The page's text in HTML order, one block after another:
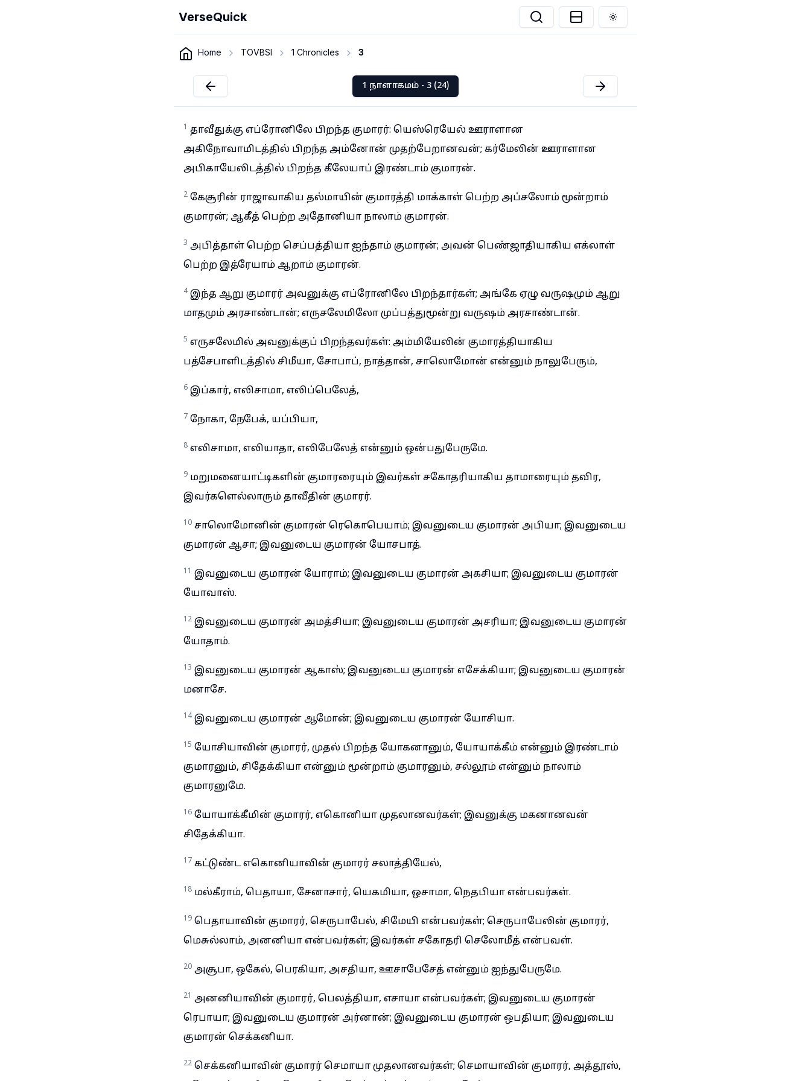
VerseQuick Toggle theme
Home TOVBSI 1 Chronicles 3
1 நாளாகமம் - 3 (24)
1 தாவீதுக்கு எப்ரோனிலே பிறந்த குமாரர்: யெஸ்ரெயேல் ஊராளான
அகிநோவாமிடத்தில் பிறந்த அம்னோன் முதற்பேறானவன்; கர்மேலின் ஊராளான
அபிகாயேலிடத்தில் பிறந்த கீலேயாப் இரண்டாம் குமாரன்.
2 கேசூரின் ராஜாவாகிய தல்மாயின் குமாரத்தி மாக்காள் பெற்ற அப்சலோம் மூன்றாம்
குமாரன்; ஆகீத் பெற்ற அதோனியா நாலாம் குமாரன்.
3 அபித்தாள் பெற்ற செப்பத்தியா ஐந்தாம் குமாரன்; அவன் பெண்ஜாதியாகிய எக்லாள்
பெற்ற இத்ரேயாம் ஆறாம் குமாரன்.
4 இந்த ஆறு குமாரர் அவனுக்கு எப்ரோனிலே பிறந்தார்கள்; அங்கே ஏழு வருஷமும் ஆறு
மாதமும் அரசாண்டான்; எருசலேமிலோ முப்பத்துமூன்று வருஷம் அரசாண்டான்.
5 எருசலேமில் அவனுக்குப் பிறந்தவர்கள்: அம்மியேலின் குமாரத்தியாகிய
பத்சேபாளிடத்தில் சிமீயா, சோபாப், நாத்தான், சாலொமோன் என்னும் நாலுபேரும்,
6 இப்கார், எலிசாமா, எலிப்பெலேத்,
7 நோகா, நேபேக், யப்பியா,
8 எலிசாமா, எலியாதா, எலிபேலேத் என்னும் ஒன்பதுபேருமே.
9 மறுமனையாட்டிகளின் குமாரரையும் இவர்கள் சகோதரியாகிய தாமாரையும் தவிர,
இவர்களெல்லாரும் தாவீதின் குமாரர்.
10 சாலொமோனின் குமாரன் ரெகொபெயாம்; இவனுடைய குமாரன் அபியா; இவனுடைய
குமாரன் ஆசா; இவனுடைய குமாரன் யோசபாத்.
11 இவனுடைய குமாரன் யோராம்; இவனுடைய குமாரன் அகசியா; இவனுடைய குமாரன்
யோவாஸ்.
12 இவனுடைய குமாரன் அமத்சியா; இவனுடைய குமாரன் அசரியா; இவனுடைய குமாரன்
யோதாம்.
13 இவனுடைய குமாரன் ஆகாஸ்; இவனுடைய குமாரன் எசேக்கியா; இவனுடைய குமாரன்
மனாசே.
14 இவனுடைய குமாரன் ஆமோன்; இவனுடைய குமாரன் யோசியா.
15 யோசியாவின் குமாரர், முதல் பிறந்த யோகனானும், யோயாக்கீம் என்னும் இரண்டாம்
குமாரனும், சிதேக்கியா என்னும் மூன்றாம் குமாரனும், சல்லூம் என்னும் நாலாம்
குமாரனுமே.
16 யோயாக்கீமின் குமாரர், எகொனியா முதலானவர்கள்; இவனுக்கு மகனானவன்
சிதேக்கியா.
17 கட்டுண்ட எகொனியாவின் குமாரர் சலாத்தியேல்,
18 மல்கீராம், பெதாயா, சேனாசார், யெகமியா, ஒசாமா, நெதபியா என்பவர்கள்.
19 பெதாயாவின் குமாரர், செருபாபேல், சிமேயி என்பவர்கள்; செருபாபேலின் குமாரர்,
மெசுல்லாம், அனனியா என்பவர்கள்; இவர்கள் சகோதரி செலோமீத் என்பவள்.
20 அசூபா, ஒகேல், பெரகியா, அசதியா, ஊசாபேசேத் என்னும் ஐந்துபேருமே.
21 அனனியாவின் குமாரர், பெலத்தியா, எசாயா என்பவர்கள்; இவனுடைய குமாரன்
ரெபாயா; இவனுடைய குமாரன் அர்னான்; இவனுடைய குமாரன் ஒபதியா; இவனுடைய
குமாரன் செக்கனியா.
22 செக்கனியாவின் குமாரர் செமாயா முதலானவர்கள்; செமாயாவின் குமாரர், அத்தூஸ்,